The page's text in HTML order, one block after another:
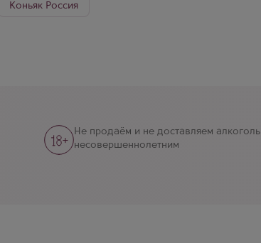
из местных сортов
другую пьёшь — по третьей
алкогольных напитков на
рецепте всей продукции,
Коньяк Россия
Не продаём и не доставляем алкоголь
несовершеннолетним